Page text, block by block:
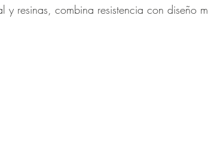
y resinas, combina resistencia con diseño